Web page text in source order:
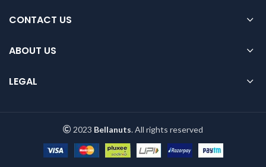
CONTACT US
ABOUT US
LEGAL
2023 Bellanuts. All rights reserved